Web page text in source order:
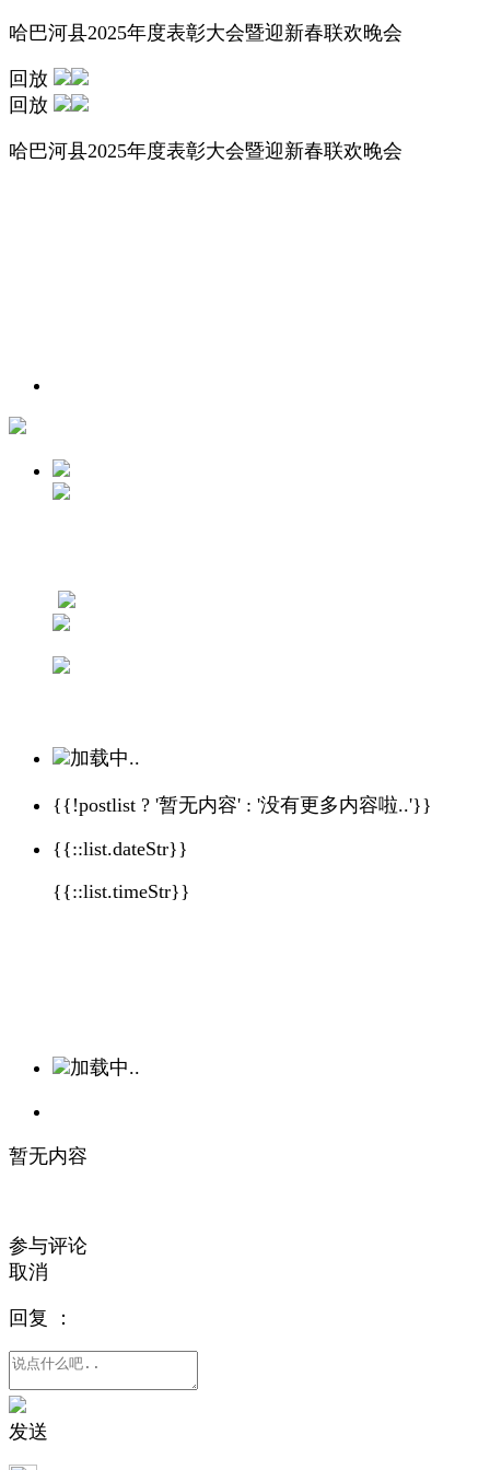
哈巴河县2025年度表彰大会暨迎新春联欢晚会
回放
回放
哈巴河县2025年度表彰大会暨迎新春联欢晚会
加载中..
{{!postlist ? '暂无内容' : '没有更多内容啦..'}}
{{::list.dateStr}}
{{::list.timeStr}}
加载中..
暂无内容
参与评论
取消
回复 ：
发送